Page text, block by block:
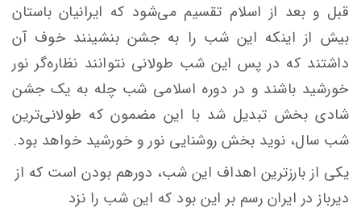
قبل و بعد از اسلام تقسیم می‌شود که ایرانیان باستان
بیش از اینکه این شب را به جشن بنشینند خوف آن
داشتند که در پس این شب طولانی نتوانند نظاره‌گر نور
خورشید باشند و در دوره اسلامی شب چله به یک جشن
شادی بخش تبدیل شد با این مضمون که طولانی‌ترین
شب سال، نوید بخش روشنایی نور و خورشید خواهد بود.
یکی از بارزترین اهداف این شب، دورهم بودن است که از
دیرباز در ایران رسم بر این بود که این شب را نزد